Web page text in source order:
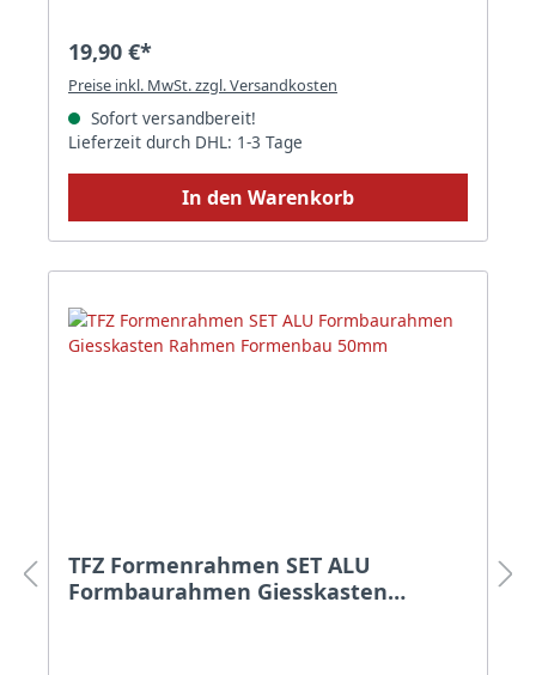
19,90 €*
Preise inkl. MwSt. zzgl. Versandkosten
Sofort versandbereit!
Lieferzeit durch DHL: 1-3 Tage
In den Warenkorb
TFZ Formenrahmen SET ALU
Formbaurahmen Giesskasten